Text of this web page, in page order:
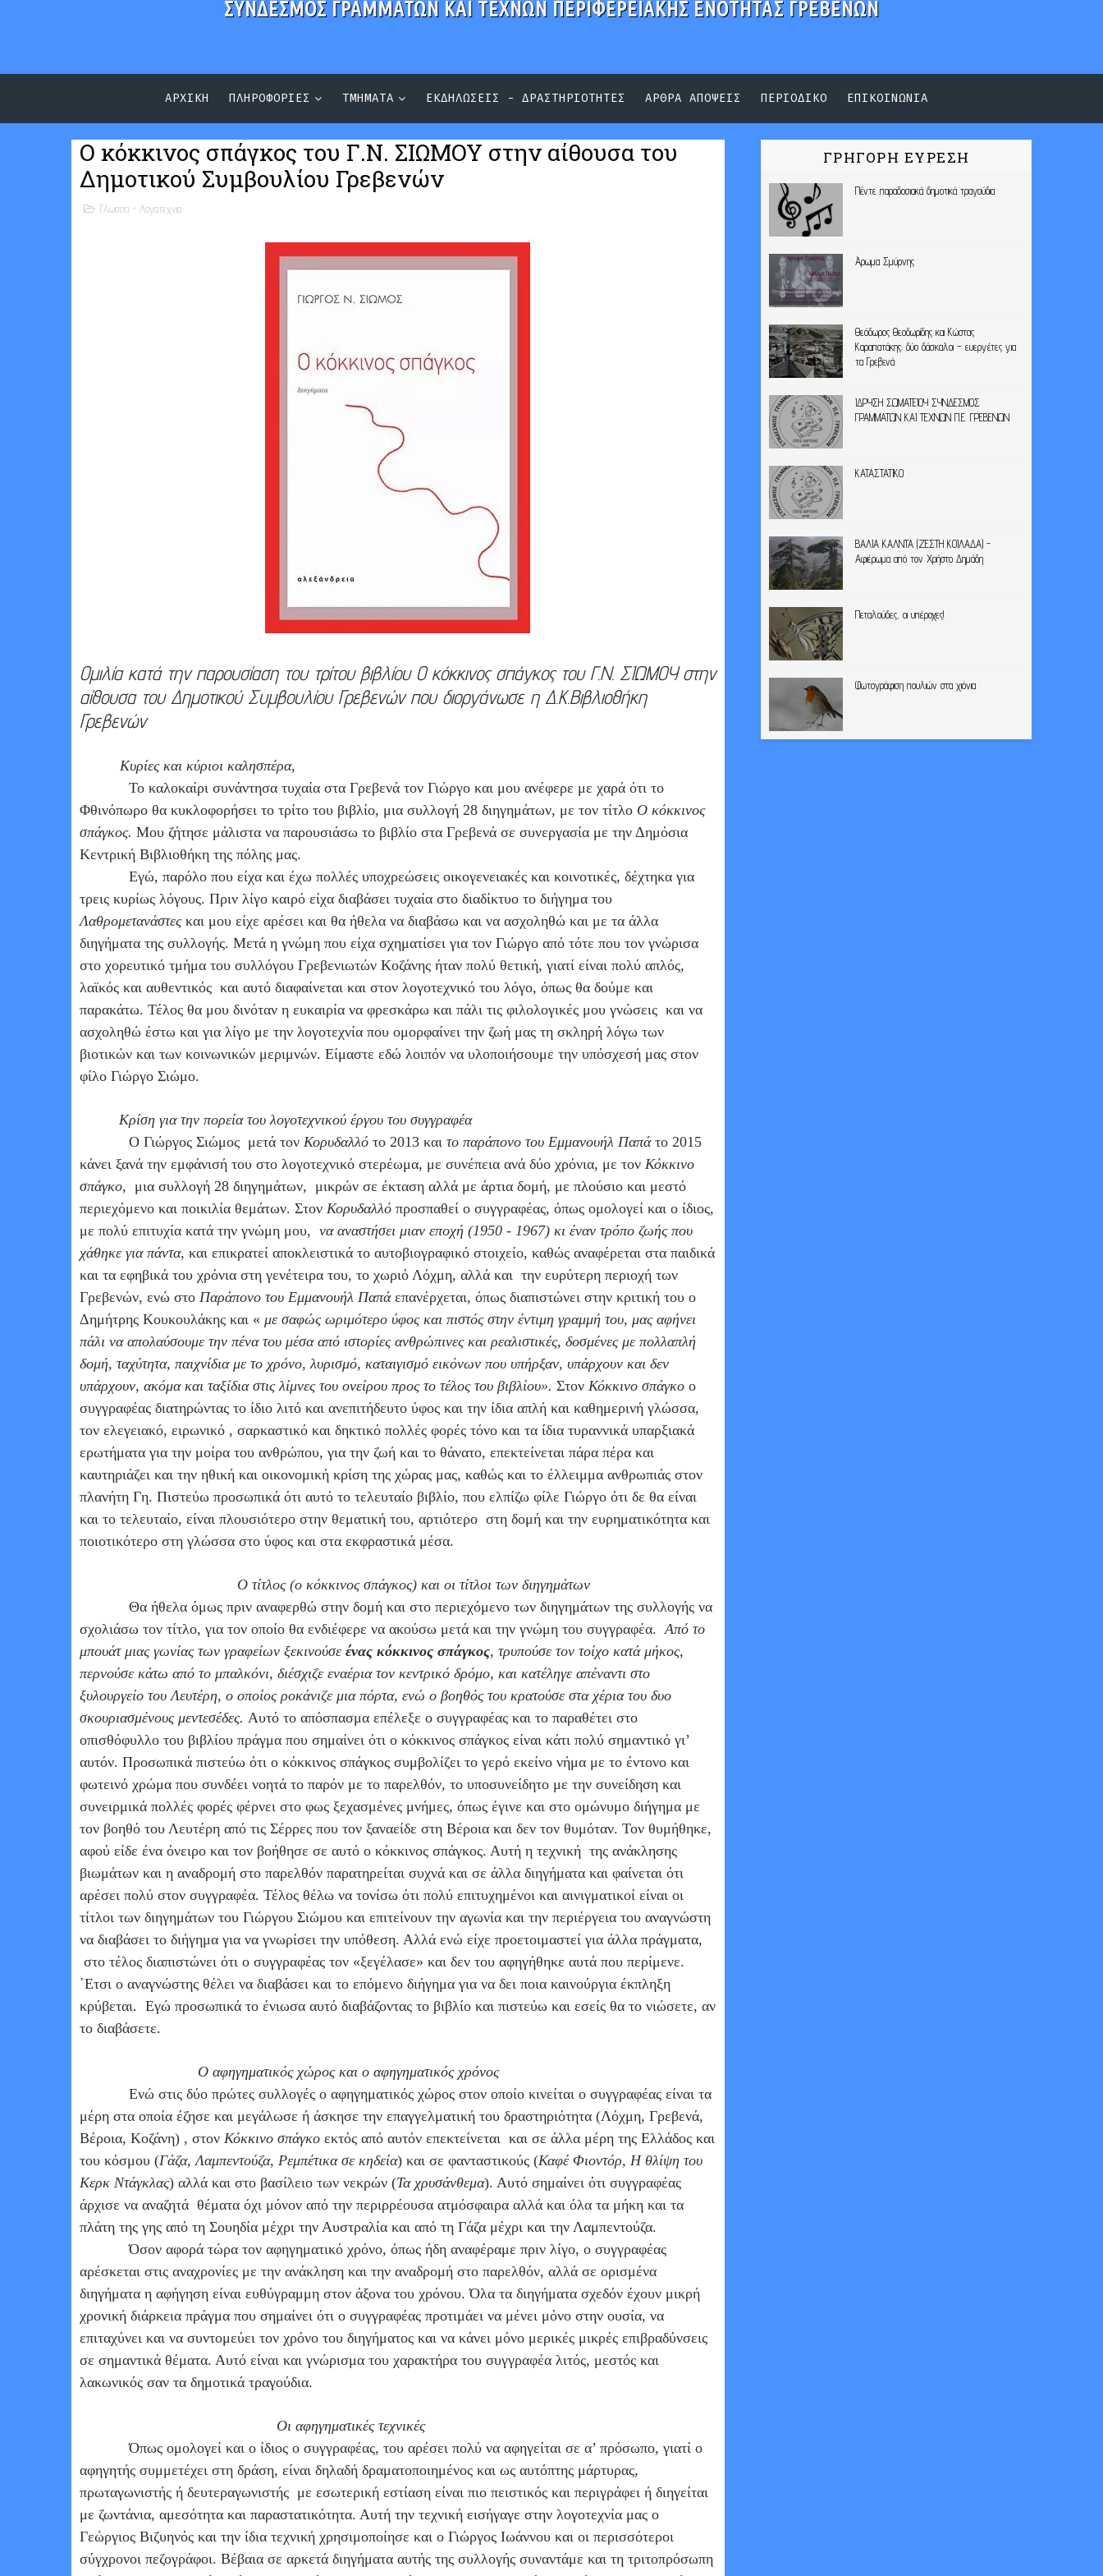
ΣΥΝΔΕΣΜΟΣ ΓΡΑΜΜΑΤΩΝ ΚΑΙ ΤΕΧΝΩΝ ΠΕΡΙΦΕΡΕΙΑΚΗΣ ΕΝΟΤΗΤΑΣ ΓΡΕΒΕΝΩΝ
ΑΡΧΙΚΗ ΠΛΗΡΟΦΟΡΙΕΣ ΤΜΗΜΑΤΑ ΕΚΔΗΛΩΣΕΙΣ - ΔΡΑΣΤΗΡΙΟΤΗΤΕΣ ΑΡΘΡΑ ΑΠΟΨΕΙΣ ΠΕΡΙΟΔΙΚΟ ΕΠΙΚΟΙΝΩΝΙΑ
Ο κόκκινος σπάγκος του Γ.Ν. ΣΙΩΜΟΥ στην αίθουσα του
Δημοτικού Συμβουλίου Γρεβενών
Γλωσσα - Λογοτεχνια
Ομιλία κατά την παρουσίαση του τρίτου βιβλίου Ο κόκκινος σπάγκος του Γ.Ν. ΣΙΩΜΟΥ στην
αίθουσα του Δημοτικού Συμβουλίου Γρεβενών που διοργάνωσε η Δ.Κ.Βιβλιοθήκη
Γρεβενών
Κυρίες και κύριοι καλησπέρα,
Το καλοκαίρι συνάντησα τυχαία στα Γρεβενά τον Γιώργο και μου ανέφερε με χαρά ότι το
Φθινόπωρο θα κυκλοφορήσει το τρίτο του βιβλίο, μια συλλογή 28 διηγημάτων, με τον τίτλο Ο κόκκινος
σπάγκος. Μου ζήτησε μάλιστα να παρουσιάσω το βιβλίο στα Γρεβενά σε συνεργασία με την Δημόσια
Κεντρική Βιβλιοθήκη της πόλης μας.
Εγώ, παρόλο που είχα και έχω πολλές υποχρεώσεις οικογενειακές και κοινοτικές, δέχτηκα για
τρεις κυρίως λόγους. Πριν λίγο καιρό είχα διαβάσει τυχαία στο διαδίκτυο το διήγημα του
Λαθρομετανάστες και μου είχε αρέσει και θα ήθελα να διαβάσω και να ασχοληθώ και με τα άλλα
διηγήματα της συλλογής. Μετά η γνώμη που είχα σχηματίσει για τον Γιώργο από τότε που τον γνώρισα
στο χορευτικό τμήμα του συλλόγου Γρεβενιωτών Κοζάνης ήταν πολύ θετική, γιατί είναι πολύ απλός,
λαϊκός και αυθεντικός και αυτό διαφαίνεται και στον λογοτεχνικό του λόγο, όπως θα δούμε και
παρακάτω. Τέλος θα μου δινόταν η ευκαιρία να φρεσκάρω και πάλι τις φιλολογικές μου γνώσεις και να
ασχοληθώ έστω και για λίγο με την λογοτεχνία που ομορφαίνει την ζωή μας τη σκληρή λόγω των
βιοτικών και των κοινωνικών μεριμνών. Είμαστε εδώ λοιπόν να υλοποιήσουμε την υπόσχεσή μας στον
φίλο Γιώργο Σιώμο.
Κρίση για την πορεία του λογοτεχνικού έργου του συγγραφέα
Ο Γιώργος Σιώμος μετά τον Κορυδαλλό το 2013 και το παράπονο του Εμμανουήλ Παπάτο 2015
κάνει ξανά την εμφάνισή του στο λογοτεχνικό στερέωμα, με συνέπεια ανά δύο χρόνια, με τον Κόκκινο
σπάγκο, μια συλλογή 28 διηγημάτων, μικρών σε έκταση αλλά με άρτια δομή, με πλούσιο και μεστό
περιεχόμενο και ποικιλία θεμάτων. Στον Κορυδαλλό προσπαθεί ο συγγραφέας, όπως ομολογεί και ο ίδιος,
με πολύ επιτυχία κατά την γνώμη μου, να αναστήσει μιαν εποχή (1950 - 1967) κι έναν τρόπο ζωής που
χάθηκε για πάντα, και επικρατεί αποκλειστικά το αυτοβιογραφικό στοιχείο, καθώς αναφέρεται στα παιδικά
και τα εφηβικά του χρόνια στη γενέτειρα του, το χωριό Λόχμη, αλλά και την ευρύτερη περιοχή των
Γρεβενών, ενώ στο Παράπονο του Εμμανουήλ Παπά επανέρχεται, όπως διαπιστώνει στην κριτική του ο
Δημήτρης Κουκουλάκης και « με σαφώς ωριμότερο ύφος και πιστός στην έντιμη γραμμή του, μας αφήνει
πάλι να απολαύσουμε την πένα του μέσα από ιστορίες ανθρώπινες και ρεαλιστικές, δοσμένες με πολλαπλή
δομή, ταχύτητα, παιχνίδια με το χρόνο, λυρισμό, καταιγισμό εικόνων που υπήρξαν, υπάρχουν και δεν
υπάρχουν, ακόμα και ταξίδια στις λίμνες του ονείρου προς το τέλος του βιβλίου». Στον Κόκκινο σπάγκο ο
συγγραφέας διατηρώντας το ίδιο λιτό και ανεπιτήδευτο ύφος και την ίδια απλή και καθημερινή γλώσσα,
τον ελεγειακό, ειρωνικό , σαρκαστικό και δηκτικό πολλές φορές τόνο και τα ίδια τυραννικά υπαρξιακά
ερωτήματα για την μοίρα του ανθρώπου, για την ζωή και το θάνατο, επεκτείνεται πάρα πέρα και
καυτηριάζει και την ηθική και οικονομική κρίση της χώρας μας, καθώς και το έλλειμμα ανθρωπιάς στον
πλανήτη Γη. Πιστεύω προσωπικά ότι αυτό το τελευταίο βιβλίο, που ελπίζω φίλε Γιώργο ότι δε θα είναι
και το τελευταίο, είναι πλουσιότερο στην θεματική του, αρτιότερο στη δομή και την ευρηματικότητα και
ποιοτικότερο στη γλώσσα στο ύφος και στα εκφραστικά μέσα.
Ο τίτλος (ο κόκκινος σπάγκος) και οι τίτλοι των διηγημάτων
Θα ήθελα όμως πριν αναφερθώ στην δομή και στο περιεχόμενο των διηγημάτων της συλλογής να
σχολιάσω τον τίτλο, για τον οποίο θα ενδιέφερε να ακούσω μετά και την γνώμη του συγγραφέα. Από το
μπουάτ μιας γωνίας των γραφείων ξεκινούσε ένας κόκκινος σπάγκος, τρυπούσε τον τοίχο κατά μήκος,
περνούσε κάτω από το μπαλκόνι, διέσχιζε εναέρια τον κεντρικό δρόμο, και κατέληγε απέναντι στο
ξυλουργείο του Λευτέρη, ο οποίος ροκάνιζε μια πόρτα, ενώ ο βοηθός του κρατούσε στα χέρια του δυο
σκουριασμένους μεντεσέδες. Αυτό το απόσπασμα επέλεξε ο συγγραφέας και το παραθέτει στο
οπισθόφυλλο του βιβλίου πράγμα που σημαίνει ότι ο κόκκινος σπάγκος είναι κάτι πολύ σημαντικό γι’
αυτόν. Προσωπικά πιστεύω ότι ο κόκκινος σπάγκος συμβολίζει το γερό εκείνο νήμα με το έντονο και
φωτεινό χρώμα που συνδέει νοητά το παρόν με το παρελθόν, το υποσυνείδητο με την συνείδηση και
συνειρμικά πολλές φορές φέρνει στο φως ξεχασμένες μνήμες, όπως έγινε και στο ομώνυμο διήγημα με
τον βοηθό του Λευτέρη από τις Σέρρες που τον ξαναείδε στη Βέροια και δεν τον θυμόταν. Τον θυμήθηκε,
αφού είδε ένα όνειρο και τον βοήθησε σε αυτό ο κόκκινος σπάγκος. Αυτή η τεχνική της ανάκλησης
βιωμάτων και η αναδρομή στο παρελθόν παρατηρείται συχνά και σε άλλα διηγήματα και φαίνεται ότι
αρέσει πολύ στον συγγραφέα. Τέλος θέλω να τονίσω ότι πολύ επιτυχημένοι και αινιγματικοί είναι οι
τίτλοι των διηγημάτων του Γιώργου Σιώμου και επιτείνουν την αγωνία και την περιέργεια του αναγνώστη
να διαβάσει το διήγημα για να γνωρίσει την υπόθεση. Αλλά ενώ είχε προετοιμαστεί για άλλα πράγματα,
στο τέλος διαπιστώνει ότι ο συγγραφέας τον «ξεγέλασε» και δεν του αφηγήθηκε αυτά που περίμενε.
΄Ετσι ο αναγνώστης θέλει να διαβάσει και το επόμενο διήγημα για να δει ποια καινούργια έκπληξη
κρύβεται. Εγώ προσωπικά το ένιωσα αυτό διαβάζοντας το βιβλίο και πιστεύω και εσείς θα το νιώσετε, αν
το διαβάσετε.
Ο αφηγηματικός χώρος και ο αφηγηματικός χρόνος
Ενώ στις δύο πρώτες συλλογές ο αφηγηματικός χώρος στον οποίο κινείται ο συγγραφέας είναι τα
μέρη στα οποία έζησε και μεγάλωσε ή άσκησε την επαγγελματική του δραστηριότητα (Λόχμη, Γρεβενά,
Βέροια, Κοζάνη) , στον Κόκκινο σπάγκο εκτός από αυτόν επεκτείνεται και σε άλλα μέρη της Ελλάδος και
του κόσμου (Γάζα, Λαμπεντούζα, Ρεμπέτικα σε κηδεία) και σε φανταστικούς (Καφέ Φιοντόρ, Η θλίψη του
Κερκ Ντάγκλας) αλλά και στο βασίλειο των νεκρών (Τα χρυσάνθεμα). Αυτό σημαίνει ότι συγγραφέας
άρχισε να αναζητά θέματα όχι μόνον από την περιρρέουσα ατμόσφαιρα αλλά και όλα τα μήκη και τα
πλάτη της γης από τη Σουηδία μέχρι την Αυστραλία και από τη Γάζα μέχρι και την Λαμπεντούζα.
Όσον αφορά τώρα τον αφηγηματικό χρόνο, όπως ήδη αναφέραμε πριν λίγο, ο συγγραφέας
αρέσκεται στις αναχρονίες με την ανάκληση και την αναδρομή στο παρελθόν, αλλά σε ορισμένα
διηγήματα η αφήγηση είναι ευθύγραμμη στον άξονα του χρόνου. Όλα τα διηγήματα σχεδόν έχουν μικρή
χρονική διάρκεια πράγμα που σημαίνει ότι ο συγγραφέας προτιμάει να μένει μόνο στην ουσία, να
επιταχύνει και να συντομεύει τον χρόνο του διηγήματος και να κάνει μόνο μερικές μικρές επιβραδύνσεις
σε σημαντικά θέματα. Αυτό είναι και γνώρισμα του χαρακτήρα του συγγραφέα λιτός, μεστός και
λακωνικός σαν τα δημοτικά τραγούδια.
Οι αφηγηματικές τεχνικές
Όπως ομολογεί και ο ίδιος ο συγγραφέας, του αρέσει πολύ να αφηγείται σε α’ πρόσωπο, γιατί ο
αφηγητής συμμετέχει στη δράση, είναι δηλαδή δραματοποιημένος και ως αυτόπτης μάρτυρας,
πρωταγωνιστής ή δευτεραγωνιστής με εσωτερική εστίαση είναι πιο πειστικός και περιγράφει ή διηγείται
με ζωντάνια, αμεσότητα και παραστατικότητα. Αυτή την τεχνική εισήγαγε στην λογοτεχνία μας ο
Γεώργιος Βιζυηνός και την ίδια τεχνική χρησιμοποίησε και ο Γιώργος Ιωάννου και οι περισσότεροι
σύγχρονοι πεζογράφοι. Βέβαια σε αρκετά διηγήματα αυτής της συλλογής συναντάμε και τη τριτοπρόσωπη
ΓΡΗΓΟΡΗ ΕΥΡΕΣΗ
Πέντε παραδοσιακά δημοτικά τραγούδια
Άρωμα Σμύρνης
Θεόδωρος Θεοδωρίδης και Κώστας
Καραπατάκης: δύο δάσκαλοι – ευεργέτες για
τα Γρεβενά
ΙΔΡΥΣΗ ΣΩΜΑΤΕΙΟΥ ΣΥΝΔΕΣΜΟΣ
ΓΡΑΜΜΑΤΩΝ ΚΑΙ ΤΕΧΝΩΝ Π.Ε. ΓΡΕΒΕΝΩΝ
ΚΑΤΑΣΤΑΤΙΚΟ
ΒΑΛΙΑ ΚΑΛΝΤΑ (ΖΕΣΤΗ ΚΟΙΛΑΔΑ) -
Αφιέρωμα από τον Χρήστο Δημάδη
Πεταλούδες, οι υπέροχες!
Φωτογράφιση πουλιών στα χιόνια